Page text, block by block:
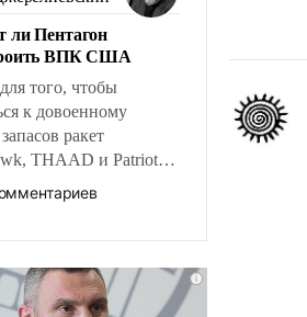
наши боевые
ли Пентагон
ВПК США
того, чтобы
к довоенному
ракет
THAAD и Patriot
более трех
небольшая война с
ситуация
многолетний период